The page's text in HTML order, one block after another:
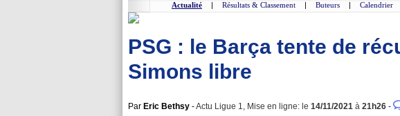
Actualité | Résultats & Classement | Buteurs | Calendrier
PSG : le Barça tente de
Simons libre
Par Eric Bethsy -Actu Ligue 1, Mise en ligne: le 14/11/2021 à 21h26 -